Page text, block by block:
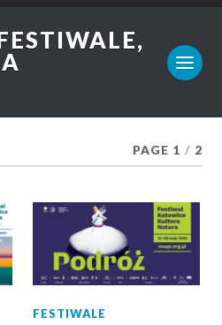
PAGE 1 / 2
FESTIWALE